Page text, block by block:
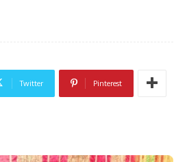
Twitter Pinterest